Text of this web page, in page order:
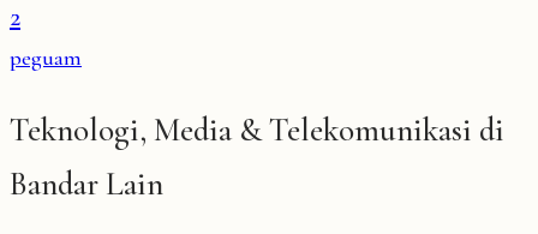
2
peguam
Teknologi, Media & Telekomunikasi di
Bandar Lain